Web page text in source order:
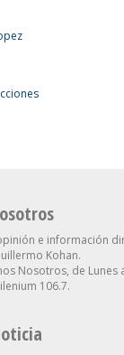
e información
Kohan.
Nosotros, de Lunes
106.7.